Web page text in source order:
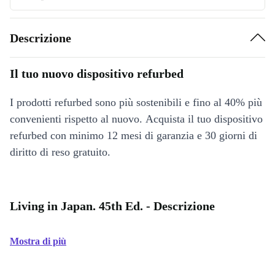
Descrizione
Il tuo nuovo dispositivo refurbed
I prodotti refurbed sono più sostenibili e fino al 40% più
convenienti rispetto al nuovo. Acquista il tuo dispositivo
refurbed con minimo 12 mesi di garanzia e 30 giorni di
diritto di reso gratuito.
Living in Japan. 45th Ed. - Descrizione
Mostra di più